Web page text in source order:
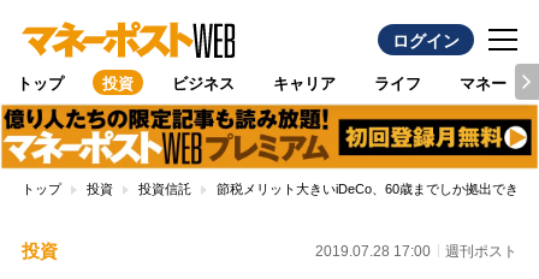
ログイン
トップ 投資 ビジネス キャリア ライフ マネー
トップ 投資 投資信託 節税メリット大きいiDeCo、60歳までしか拠出できな
投資 2019.07.28 17:00 週刊ポスト